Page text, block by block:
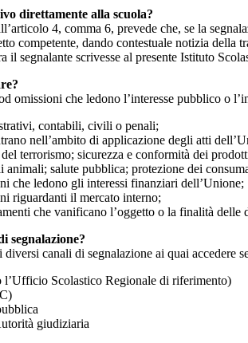
direttamente alla scuola?
4, comma 6, prevede che, se la
competente, dando contestuale notizia della
il segnalante scrivesse al presente Istituto
omissioni che ledono l’interesse pubblico o
contabili, civili o penali;
nell’ambito di applicazione degli atti
terrorismo; sicurezza e conformità dei
animali; salute pubblica; protezione dei
che ledono gli interessi finanziari dell’Unione;
riguardanti il mercato interno;
che vanificano l’oggetto o la finalità
segnalazione?
diversi canali di segnalazione ai quai accedere
l’Ufficio Scolastico Regionale di riferimento)
giudiziaria